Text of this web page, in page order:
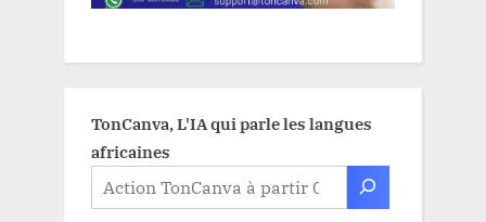
TonCanva, L'IA qui parle les langues
africaines